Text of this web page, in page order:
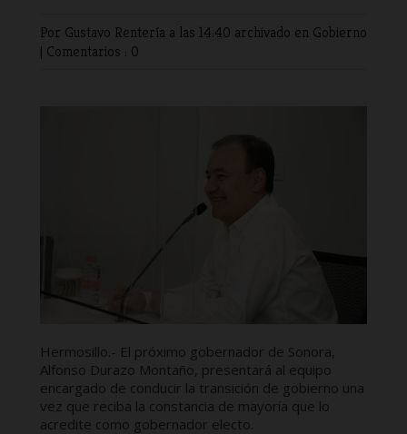
Por Gustavo Rentería a las 14:40 archivado en Gobierno
| Comentarios : 0
Hermosillo.- El próximo gobernador de Sonora,
Alfonso Durazo Montaño, presentará al equipo
encargado de conducir la transición de gobierno una
vez que reciba la constancia de mayoría que lo
acredite como gobernador electo.